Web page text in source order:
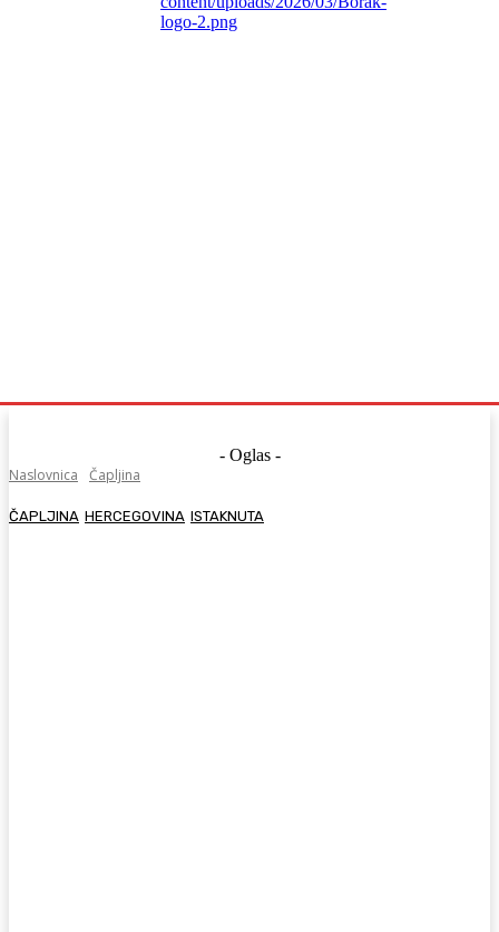
- Oglas -
Naslovnica
Čapljina
ČAPLJINA HERCEGOVINA ISTAKNUTA